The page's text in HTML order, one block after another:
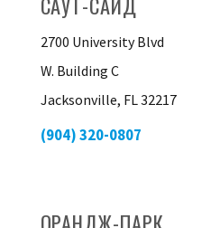
2700 University Blvd
W. Building C
Jacksonville, FL 32217
(904) 320-0807